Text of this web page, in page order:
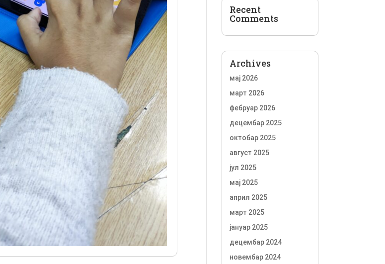
Recent
Comments
Archives
мај 2026
март 2026
фебруар 2026
децембар 2025
октобар 2025
август 2025
јул 2025
мај 2025
април 2025
март 2025
јануар 2025
децембар 2024
новембар 2024